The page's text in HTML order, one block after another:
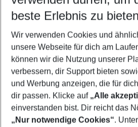
5-8 Nächte
2 Erwachsene Keine Kinder
Mehr Filter
beste Erlebnis zu
Wir verwenden Cookies und
unsere Webseite für dich am
können wir die Nutzung unserer
verbessern, dir Support bieten
und Werbung anzeigen, die für
dir passen. Klicke auf „Alle
einverstanden bist. Dir reicht das
„Nur notwendige Cookies“. Unter